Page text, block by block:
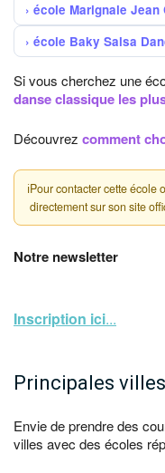
école Marignale Jean
école Baky Salsa
Si vous cherchez une
danse classique les
Découvrez comment
ℹPour contacter cette école
directement sur son site
Notre newsletter
Inscription ici...
Principales villes
Envie de prendre des
villes avec des écoles